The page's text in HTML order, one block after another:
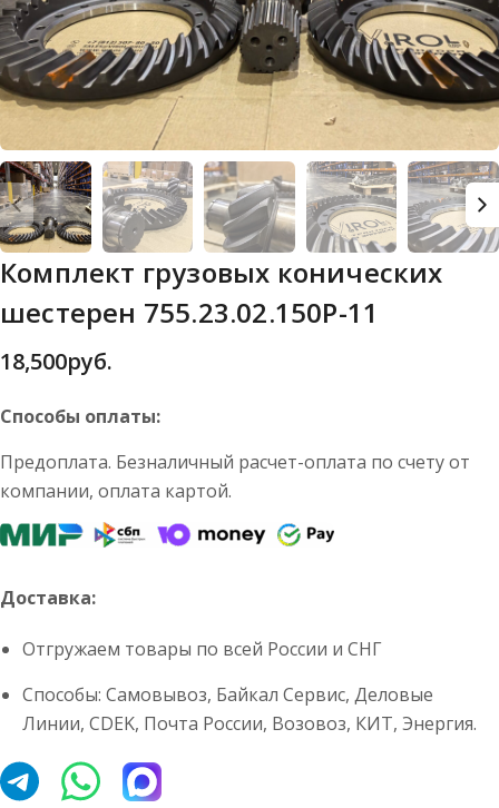
Комплект грузовых конических
шестерен 755.23.02.150Р-11
18,500руб.
Способы оплаты:
Предоплата. Безналичный расчет-оплата по счету от
компании, оплата картой.
Доставка:
Отгружаем товары по всей России и СНГ
Способы: Самовывоз, Байкал Сервис, Деловые
Линии, CDEK, Почта России, Возовоз, КИТ, Энергия.